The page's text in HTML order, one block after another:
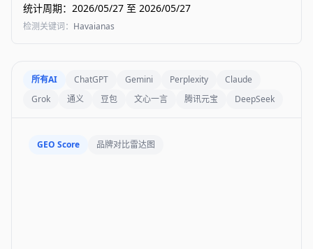
统计周期： 2026/05/27 至 2026/05/27
检测关键词： Havaianas
所有AI ChatGPT Gemini Perplexity
Claude
Grok
通义 豆包 文心一言 腾讯元宝 DeepSeek
GEO Score 品牌对比雷达图